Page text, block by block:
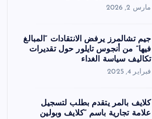
مارس 2, 2026
جيم تشالمرز يرفض الانتقادات “المبالغ
فيها” من أنجوس تايلور حول تقديرات
تكاليف سياسة الغداء
فبراير 4, 2025
كلايف بالمر يتقدم بطلب لتسجيل
علامة تجارية باسم “كلايف وبولين